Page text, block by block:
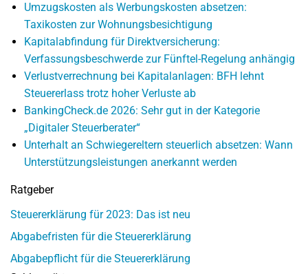
Umzugskosten als Werbungskosten absetzen:
Taxikosten zur Wohnungsbesichtigung
Kapitalabfindung für Direktversicherung:
Verfassungsbeschwerde zur Fünftel-Regelung anhängig
Verlustverrechnung bei Kapitalanlagen: BFH lehnt
Steuererlass trotz hoher Verluste ab
BankingCheck.de 2026: Sehr gut in der Kategorie
„Digitaler Steuerberater“
Unterhalt an Schwiegereltern steuerlich absetzen: Wann
Unterstützungsleistungen anerkannt werden
Ratgeber
Steuererklärung für 2023: Das ist neu
Abgabefristen für die Steuererklärung
Abgabepflicht für die Steuererklärung